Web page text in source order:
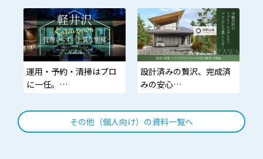
い方に最適
低難易度・在庫不要。個
人でも年3,000万円を目指
せるモデル
「小さく始めて、大きく
残す。」
運用・予約・清掃はプロ
に一任。
愉しむだけ。
設計済みの贅沢、完成済
みの安心
み。家具・家電・カーテ
ン標準搭載の即入居モデ
ル。
その他（個人向け）の資料一覧へ